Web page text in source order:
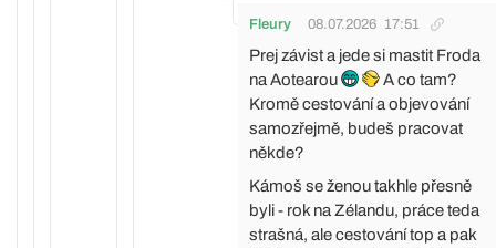
Fleury 08.07.2026 17:51
Prej závist a jede si mastit Froda
na Aotearou
A co tam?
Kromě cestování a objevování
samozřejmě, budeš pracovat
někde?
Kámoš se ženou takhle přesně
byli - rok na Zélandu, práce teda
strašná, ale cestování top a pak